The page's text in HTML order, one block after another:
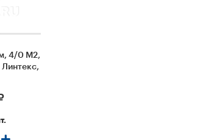
4/0 М2,